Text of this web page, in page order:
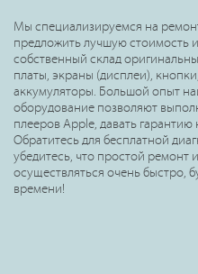
Мы специализируемся на
предложить лучшую стоимость
собственный склад
платы, экраны (дисплеи),
аккумуляторы. Большой опыт
оборудование позволяют
плееров Apple, давать
Обратитесь для бесплатной
убедитесь, что простой
осуществляться очень быстро,
времени!